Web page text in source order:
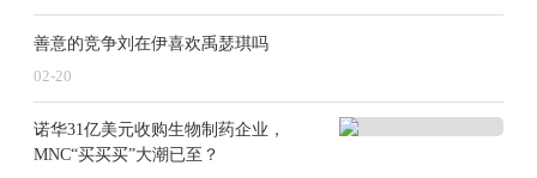
善意的竞争刘在伊喜欢禹瑟琪吗
02-20
诺华31亿美元收购生物制药企业，
MNC“买买买”大潮已至？